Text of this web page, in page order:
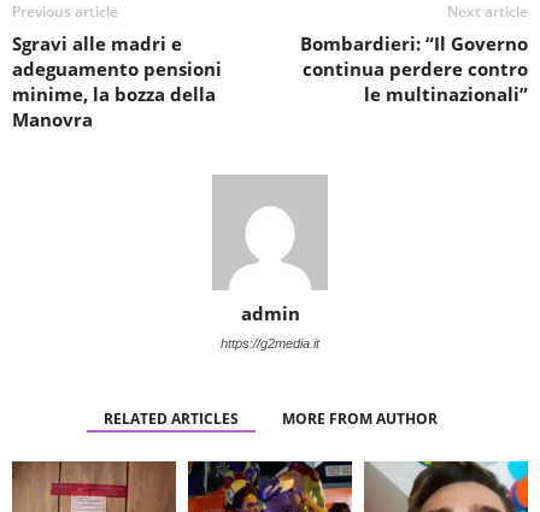
Previous article
Sgravi alle madri e
adeguamento pensioni
minime, la bozza della
Manovra
Next article
Bombardieri: “Il Governo
continua perdere contro
le multinazionali”
admin
https://g2media.it
RELATED ARTICLES MORE FROM AUTHOR